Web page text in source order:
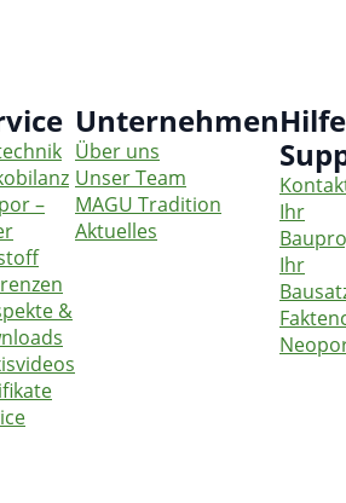
–
&
Unternehmen
Über uns
Unser Team
MAGU Tradition
Aktuelles
Ihr
Ihr